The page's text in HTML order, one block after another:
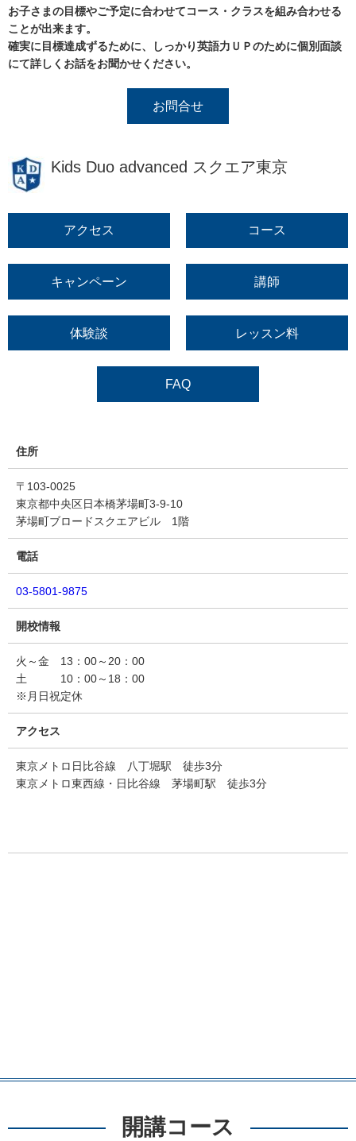
お子さまの目標やご予定に合わせてコース・クラスを組み合わせる
ことが出来ます。
確実に目標達成ずるために、しっかり英語力ＵＰのために個別面談
にて詳しくお話をお聞かせください。
お問合せ
Kids Duo advanced スクエア東京
アクセス コース
キャンペーン 講師
体験談 レッスン料
FAQ
住所
〒103-0025
東京都中央区日本橋茅場町3-9-10
茅場町ブロードスクエアビル 1階
電話
03-5801-9875
開校情報
火～金 13：00～20：00
土 10：00～18：00
※月日祝定休
アクセス
東京メトロ日比谷線 八丁堀駅 徒歩3分
東京メトロ東西線・日比谷線 茅場町駅 徒歩3分
開講コース